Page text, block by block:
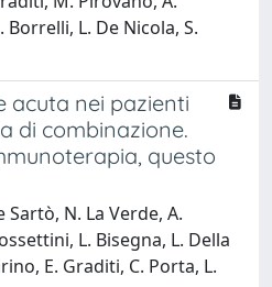
Borrelli, L. De Nicola, S.
acuta nei pazienti
di combinazione.
questo
Sartò, N. La Verde, A.
L. Bisegna, L. Della
E. Graditi, C. Porta, L.